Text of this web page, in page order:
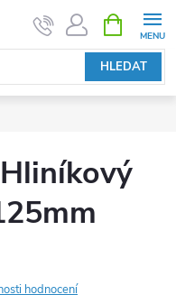
HLEDAT
NÁKUPNÍ
KOŠÍK
hodnocení